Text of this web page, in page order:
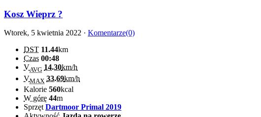
Kosz Wieprz ?
Wtorek, 5 kwietnia 2022 · Komentarze(0)
DST 11.44km
Czas 00:48
VAVG 14.30km/h
VMAX 33.69km/h
Kalorie 560kcal
W górę 44m
Sprzęt Dartmoor Primal 2019